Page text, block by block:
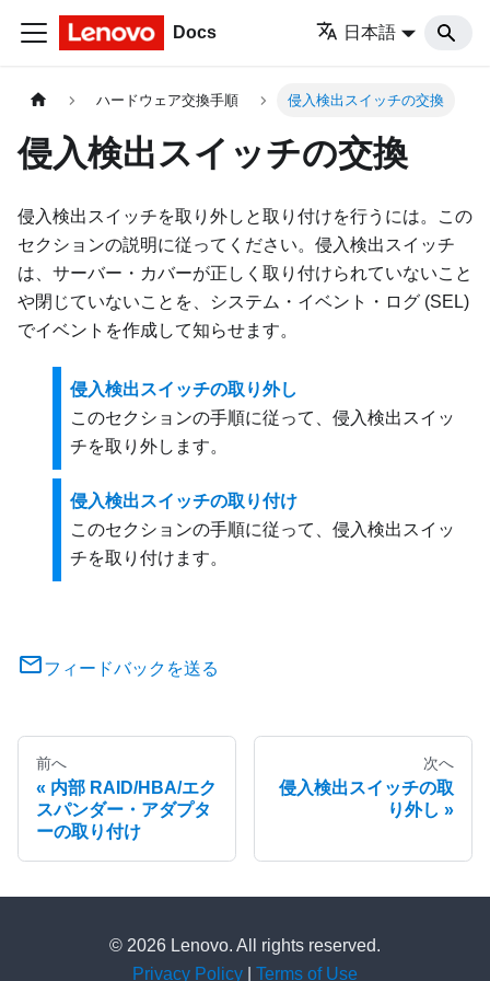
Docs 日本語
ハードウェア交換手順 侵入検出スイッチの交換
侵入検出スイッチの交換
侵入検出スイッチを取り外しと取り付けを行うには。この
セクションの説明に従ってください。侵入検出スイッチ
は、サーバー・カバーが正しく取り付けられていないこと
や閉じていないことを、システム・イベント・ログ (SEL)
でイベントを作成して知らせます。
侵入検出スイッチの取り外し
このセクションの手順に従って、侵入検出スイッ
チを取り外します。
侵入検出スイッチの取り付け
このセクションの手順に従って、侵入検出スイッ
チを取り付けます。
フィードバックを送る
前へ
内部 RAID/HBA/エク
スパンダー・アダプタ
ーの取り付け
次へ
侵入検出スイッチの取
り外し
© 2026 Lenovo. All rights reserved.
Privacy Policy
Terms of Use